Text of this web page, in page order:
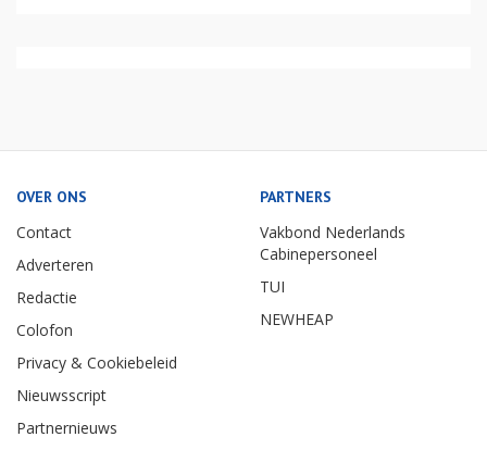
OVER ONS
Contact
Adverteren
Redactie
Colofon
Privacy & Cookiebeleid
Nieuwsscript
Partnernieuws
PARTNERS
Vakbond Nederlands
Cabinepersoneel
TUI
NEWHEAP